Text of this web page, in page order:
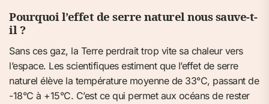
Pourquoi l’effet de serre naturel nous sauve-t-
il ?
Sans ces gaz, la Terre perdrait trop vite sa chaleur vers
l’espace. Les scientifiques estiment que l’effet de serre
naturel élève la température moyenne de 33°C, passant de
-18°C à +15°C. C’est ce qui permet aux océans de rester